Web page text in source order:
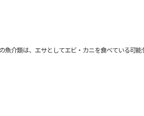
介類は、エサとしてエビ・カニを食べている可能